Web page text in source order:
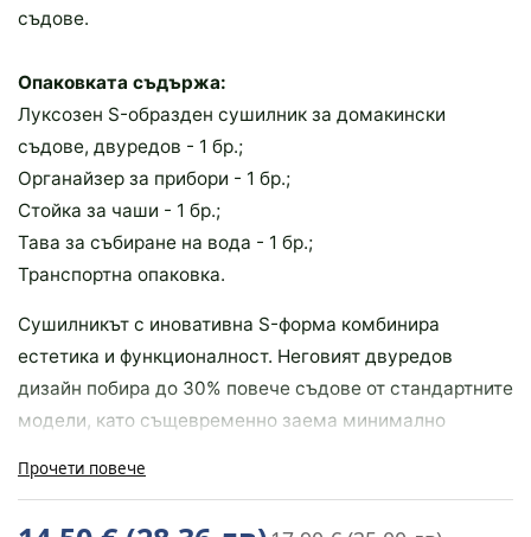
съдове.
Опаковката съдържа:
Луксозен S-образден сушилник за домакински
съдове, двуредов - 1 бр.;
Органайзер за прибори - 1 бр.;
Стойка за чаши - 1 бр.;
Тава за събиране на вода - 1 бр.;
Транспортна опаковка.
Сушилникът с иновативна S-форма комбинира
естетика и функционалност. Неговият двуредов
дизайн побира до 30% повече съдове от стандартните
модели, като същевременно заема минимално
здравина, практичност и стил.
Прочети повече